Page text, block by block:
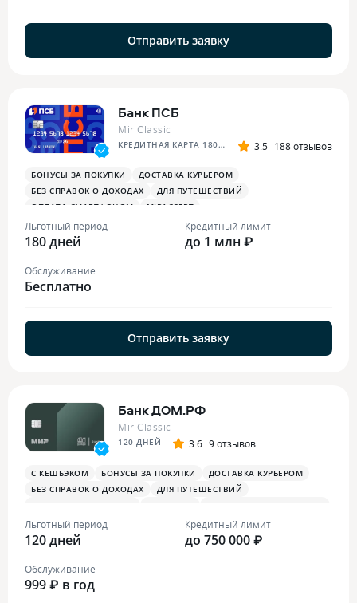
Отправить заявку
Банк ПСБ
Mir Classic
КРЕДИТНАЯ КАРТА 180 ДНЕЙ БЕЗ % 3.5 188 отзывов
БОНУСЫ ЗА ПОКУПКИ
ДОСТАВКА КУРЬЕРОМ
БЕЗ СПРАВОК О ДОХОДАХ
ДЛЯ ПУТЕШЕСТВИЙ
ОПЛАТА СМАРТФОНОМ
MIRACCEPT
БОНУСЫ ЗА МЕДИЦИНСКИЕ УСЛУГИ
Льготный период
180 дней
Кредитный лимит
до 1 млн ₽
Обслуживание
Бесплатно
Отправить заявку
Банк ДОМ.РФ
Mir Classic
120 ДНЕЙ 3.6 9 отзывов
С КЕШБЭКОМ БОНУСЫ ЗА ПОКУПКИ
ДОСТАВКА КУРЬЕРОМ
БЕЗ СПРАВОК О ДОХОДАХ
ДЛЯ ПУТЕШЕСТВИЙ
ОПЛАТА СМАРТФОНОМ
MIRACCEPT
БОНУСЫ ЗА РАЗВЛЕЧЕНИЯ
БОНУСЫ В РЕСТОРАНАХ
Льготный период
120 дней
Кредитный лимит
до 750 000 ₽
Обслуживание
999 ₽ в год